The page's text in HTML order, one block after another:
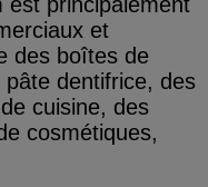
et
des boîtes de
dentifrice, des
cuisine, des
cosmétiques,